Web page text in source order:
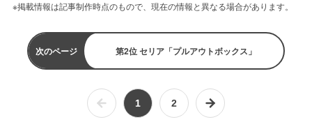
※掲載情報は記事制作時点のもので、現在の情報と異なる場合があります。
次のページ 第2位 セリア「プルアウトボックス」
1 2